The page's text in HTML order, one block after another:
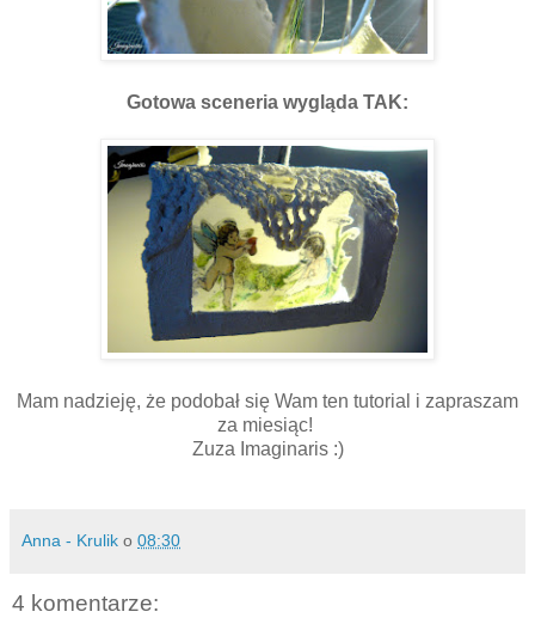
Gotowa sceneria wygląda TAK:
Mam nadzieję, że podobał się Wam ten tutorial i zapraszam
za miesiąc!
Zuza Imaginaris :)
Anna - Krulik o 08:30
4 komentarze: